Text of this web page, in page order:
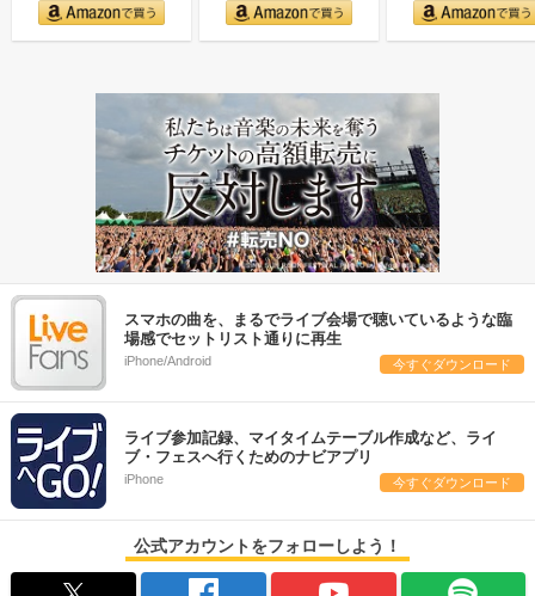
スマホの曲を、まるでライブ会場で聴いているような臨
場感でセットリスト通りに再生
iPhone/Android 今すぐダウンロード
ライブ参加記録、マイタイムテーブル作成など、ライ
ブ・フェスへ行くためのナビアプリ
iPhone 今すぐダウンロード
公式アカウントをフォローしよう！